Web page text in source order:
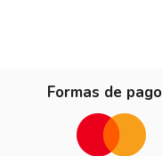
Formas de pago